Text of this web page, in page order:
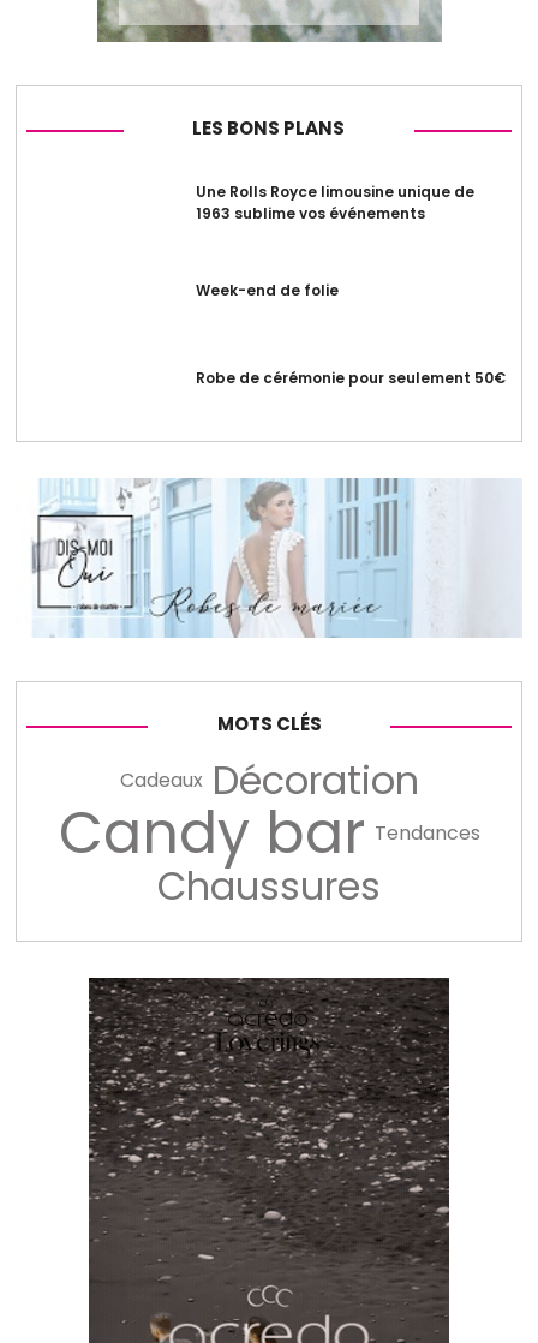
LES BONS PLANS
Une Rolls Royce limousine unique de
1963 sublime vos événements
Week-end de folie
Robe de cérémonie pour seulement 50€
MOTS CLÉS
Cadeaux Décoration
Candy bar Tendances
Chaussures